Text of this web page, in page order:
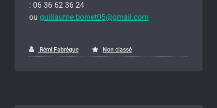
: 06 36 62 36 24
ou guillaume.boinet05@gmail.com
Rémi Fabrègue Non classé